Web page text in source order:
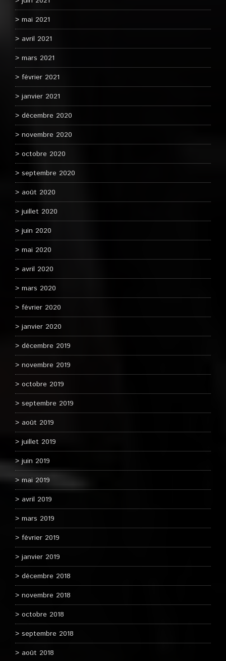
mai 2021
avril 2021
mars 2021
février 2021
janvier 2021
décembre 2020
novembre 2020
octobre 2020
septembre 2020
août 2020
juillet 2020
juin 2020
mai 2020
avril 2020
mars 2020
février 2020
janvier 2020
décembre 2019
novembre 2019
octobre 2019
septembre 2019
août 2019
juillet 2019
juin 2019
mai 2019
avril 2019
mars 2019
février 2019
janvier 2019
décembre 2018
novembre 2018
octobre 2018
septembre 2018
août 2018